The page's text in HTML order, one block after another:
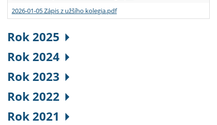
2026-01-05 Zápis z užšího kolegia.pdf
Rok 2025
Rok 2024
Rok 2023
Rok 2022
Rok 2021